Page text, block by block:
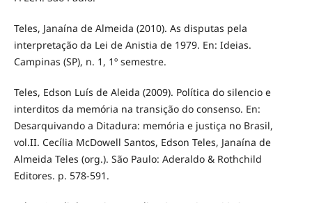
Teles, Janaína de Almeida (2010). As disputas pela
interpretação da Lei de Anistia de 1979. En: Ideias.
Campinas (SP), n. 1, 1º semestre.
Teles, Edson Luís de Aleida (2009). Política do silencio e
interditos da memória na transição do consenso. En:
Desarquivando a Ditadura: memória e justiça no Brasil,
vol.II. Cecília McDowell Santos, Edson Teles, Janaína de
Almeida Teles (org.). São Paulo: Aderaldo & Rothchild
Editores. p. 578-591.